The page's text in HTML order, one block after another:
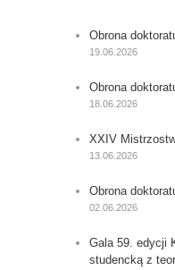
Obrona
19.06.2026
Obrona
18.06.2026
XXIV
13.06.2026
Obrona
02.06.2026
Gala 59. edycji
studencką z